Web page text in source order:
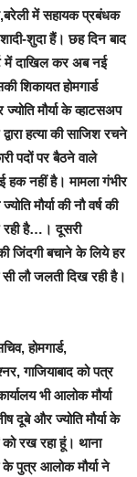
में सहायक प्रबंधक
शुदा हैं। छह दिन बाद
में दाखिल कर अब नई
शिकायत होमगार्ड
मौर्या के व्हाटसअप
हत्या की साजिश रचने
पदों पर बैठने वाले
हक नहीं है। मामला गंभीर
मौर्या की नौ वर्ष की
रही है…। दूसरी
जिंदगी बचाने के लिये हर
लौ जलती दिख रही है।
होमगार्ड,
गाजियाबाद को पत्र
भी आलोक मौर्या
और ज्योति मौर्या के
को रख रहा हूं। थाना
के पुत्र आलोक मौर्या ने